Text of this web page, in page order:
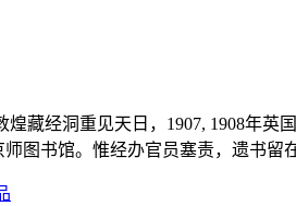
煌藏经洞重见天日，1907, 1908年
图书馆。惟经办官员塞责，遗书留